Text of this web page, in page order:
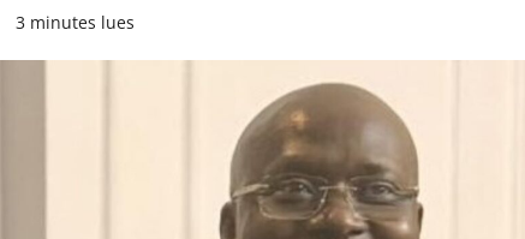
3 minutes lues